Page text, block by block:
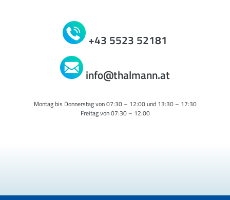
+43 5523 52181
info@thalmann.at
Montag bis Donnerstag von 07:30 – 12:00 und 13:30 – 17:30
Freitag von 07:30 – 12:00